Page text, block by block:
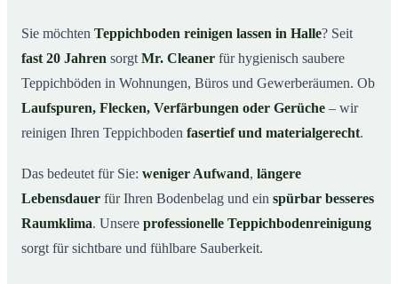
Halle?
So funktioniert’s
So reinigen unsere Profis Teppichböden in Halle
Sie möchten Teppichboden reinigen lassen in Halle? Seit
fast 20 Jahren sorgt Mr. Cleaner für hygienisch saubere
Teppichböden in Wohnungen, Büros und Gewerberäumen. Ob
Laufspuren, Flecken, Verfärbungen oder Gerüche – wir
reinigen Ihren Teppichboden fasertief und materialgerecht.
Das bedeutet für Sie: weniger Aufwand, längere
Lebensdauer für Ihren Bodenbelag und ein spürbar besseres
Raumklima. Unsere professionelle Teppichbodenreinigung
sorgt für sichtbare und fühlbare Sauberkeit.